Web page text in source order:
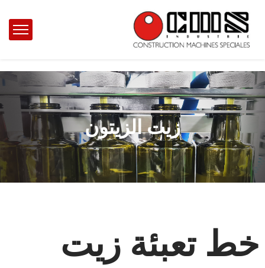
زيت الزيتون
خط تعبئة زيت